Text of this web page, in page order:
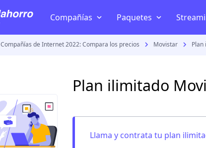
Compañías
Megacable
Totalplay
Dish
Paquetes
Internet inalámbrico
HBO
Compañías de Internet 2022: Compara los precios Movistar Plan
Plan ilimitado
Llama y contrata tu plan